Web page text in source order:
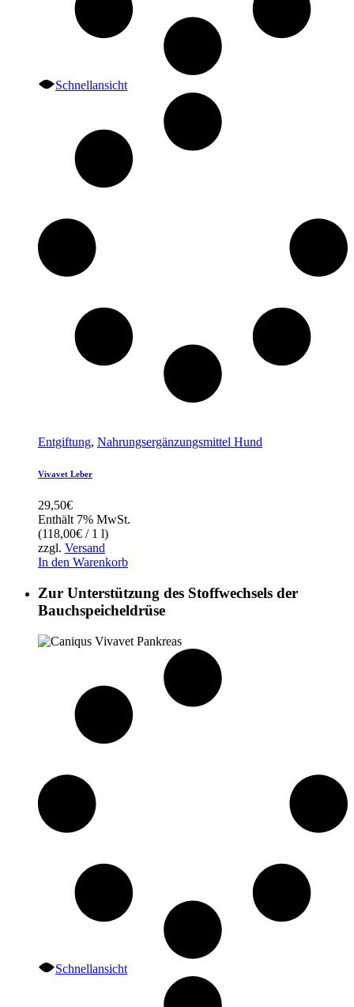
Schnellansicht
Entgiftung, Nahrungsergänzungsmittel Hund
Vivavet Leber
29,50€
Enthält 7% MwSt.
(118,00€ / 1 l)
zzgl. Versand
In den Warenkorb
Zur Unterstützung des Stoffwechsels der
Bauchspeicheldrüse
Schnellansicht